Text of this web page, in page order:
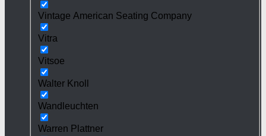
Vintage American Seating Company
Vitra
Vitsoe
Walter Knoll
Wandleuchten
Warren Plattner